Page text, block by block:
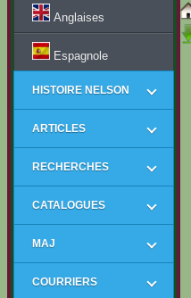
Anglaises
Espagnole
HISTOIRE NELSON
ARTICLES
RECHERCHES
CATALOGUES
MAJ
COURRIERS